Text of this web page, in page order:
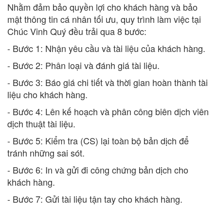
Nhằm đảm bảo quyền lợi cho khách hàng và bảo
mật thông tin cá nhân tối ưu, quy trình làm việc tại
Chúc Vinh Quý đều trải qua 8 bước:
- Bước 1: Nhận yêu cầu và tài liệu của khách hàng.
- Bước 2: Phân loại và đánh giá tài liệu.
- Bước 3: Báo giá chi tiết và thời gian hoàn thành tài
liệu cho khách hàng.
- Bước 4: Lên kế hoạch và phân công biên dịch viên
dịch thuật tài liệu.
- Bước 5: Kiểm tra (CS) lại toàn bộ bản dịch để
tránh những sai sót.
- Bước 6: In và gửi đi công chứng bản dịch cho
khách hàng.
- Bước 7: Gửi tài liệu tận tay cho khách hàng.